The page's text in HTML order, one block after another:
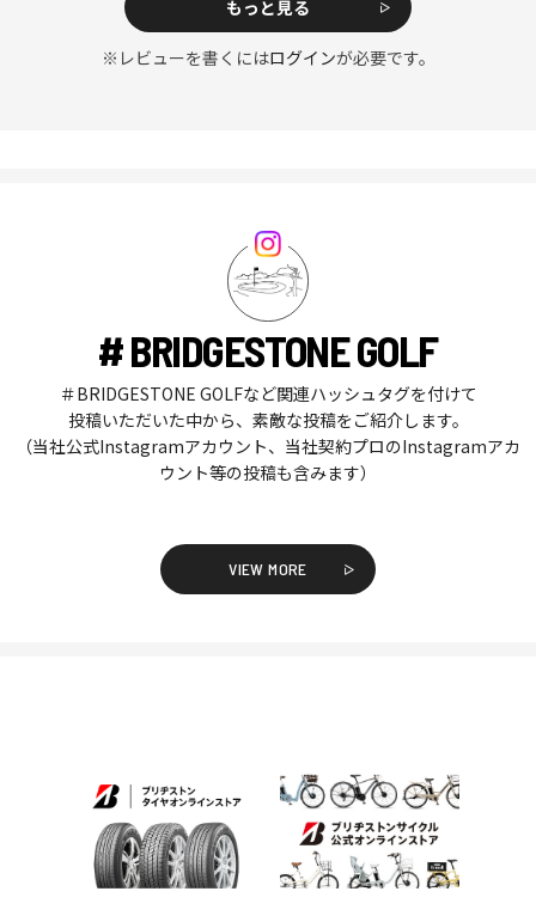
もっと見る
※レビューを書くにはログインが必要です。
# BRIDGESTONE GOLF
＃BRIDGESTONE GOLFなど関連ハッシュタグを付けて
投稿いただいた中から、素敵な投稿をご紹介します。
（当社公式Instagramアカウント、当社契約プロのInstagramアカ
ウント等の投稿も含みます）
VIEW MORE